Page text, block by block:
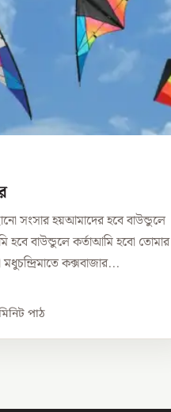
সংসার হয়আমাদের হবে বাউন্ডুলে
হবে বাউন্ডুলে কর্তাআমি হবো তোমার
কক্সবাজার...
পাঠ